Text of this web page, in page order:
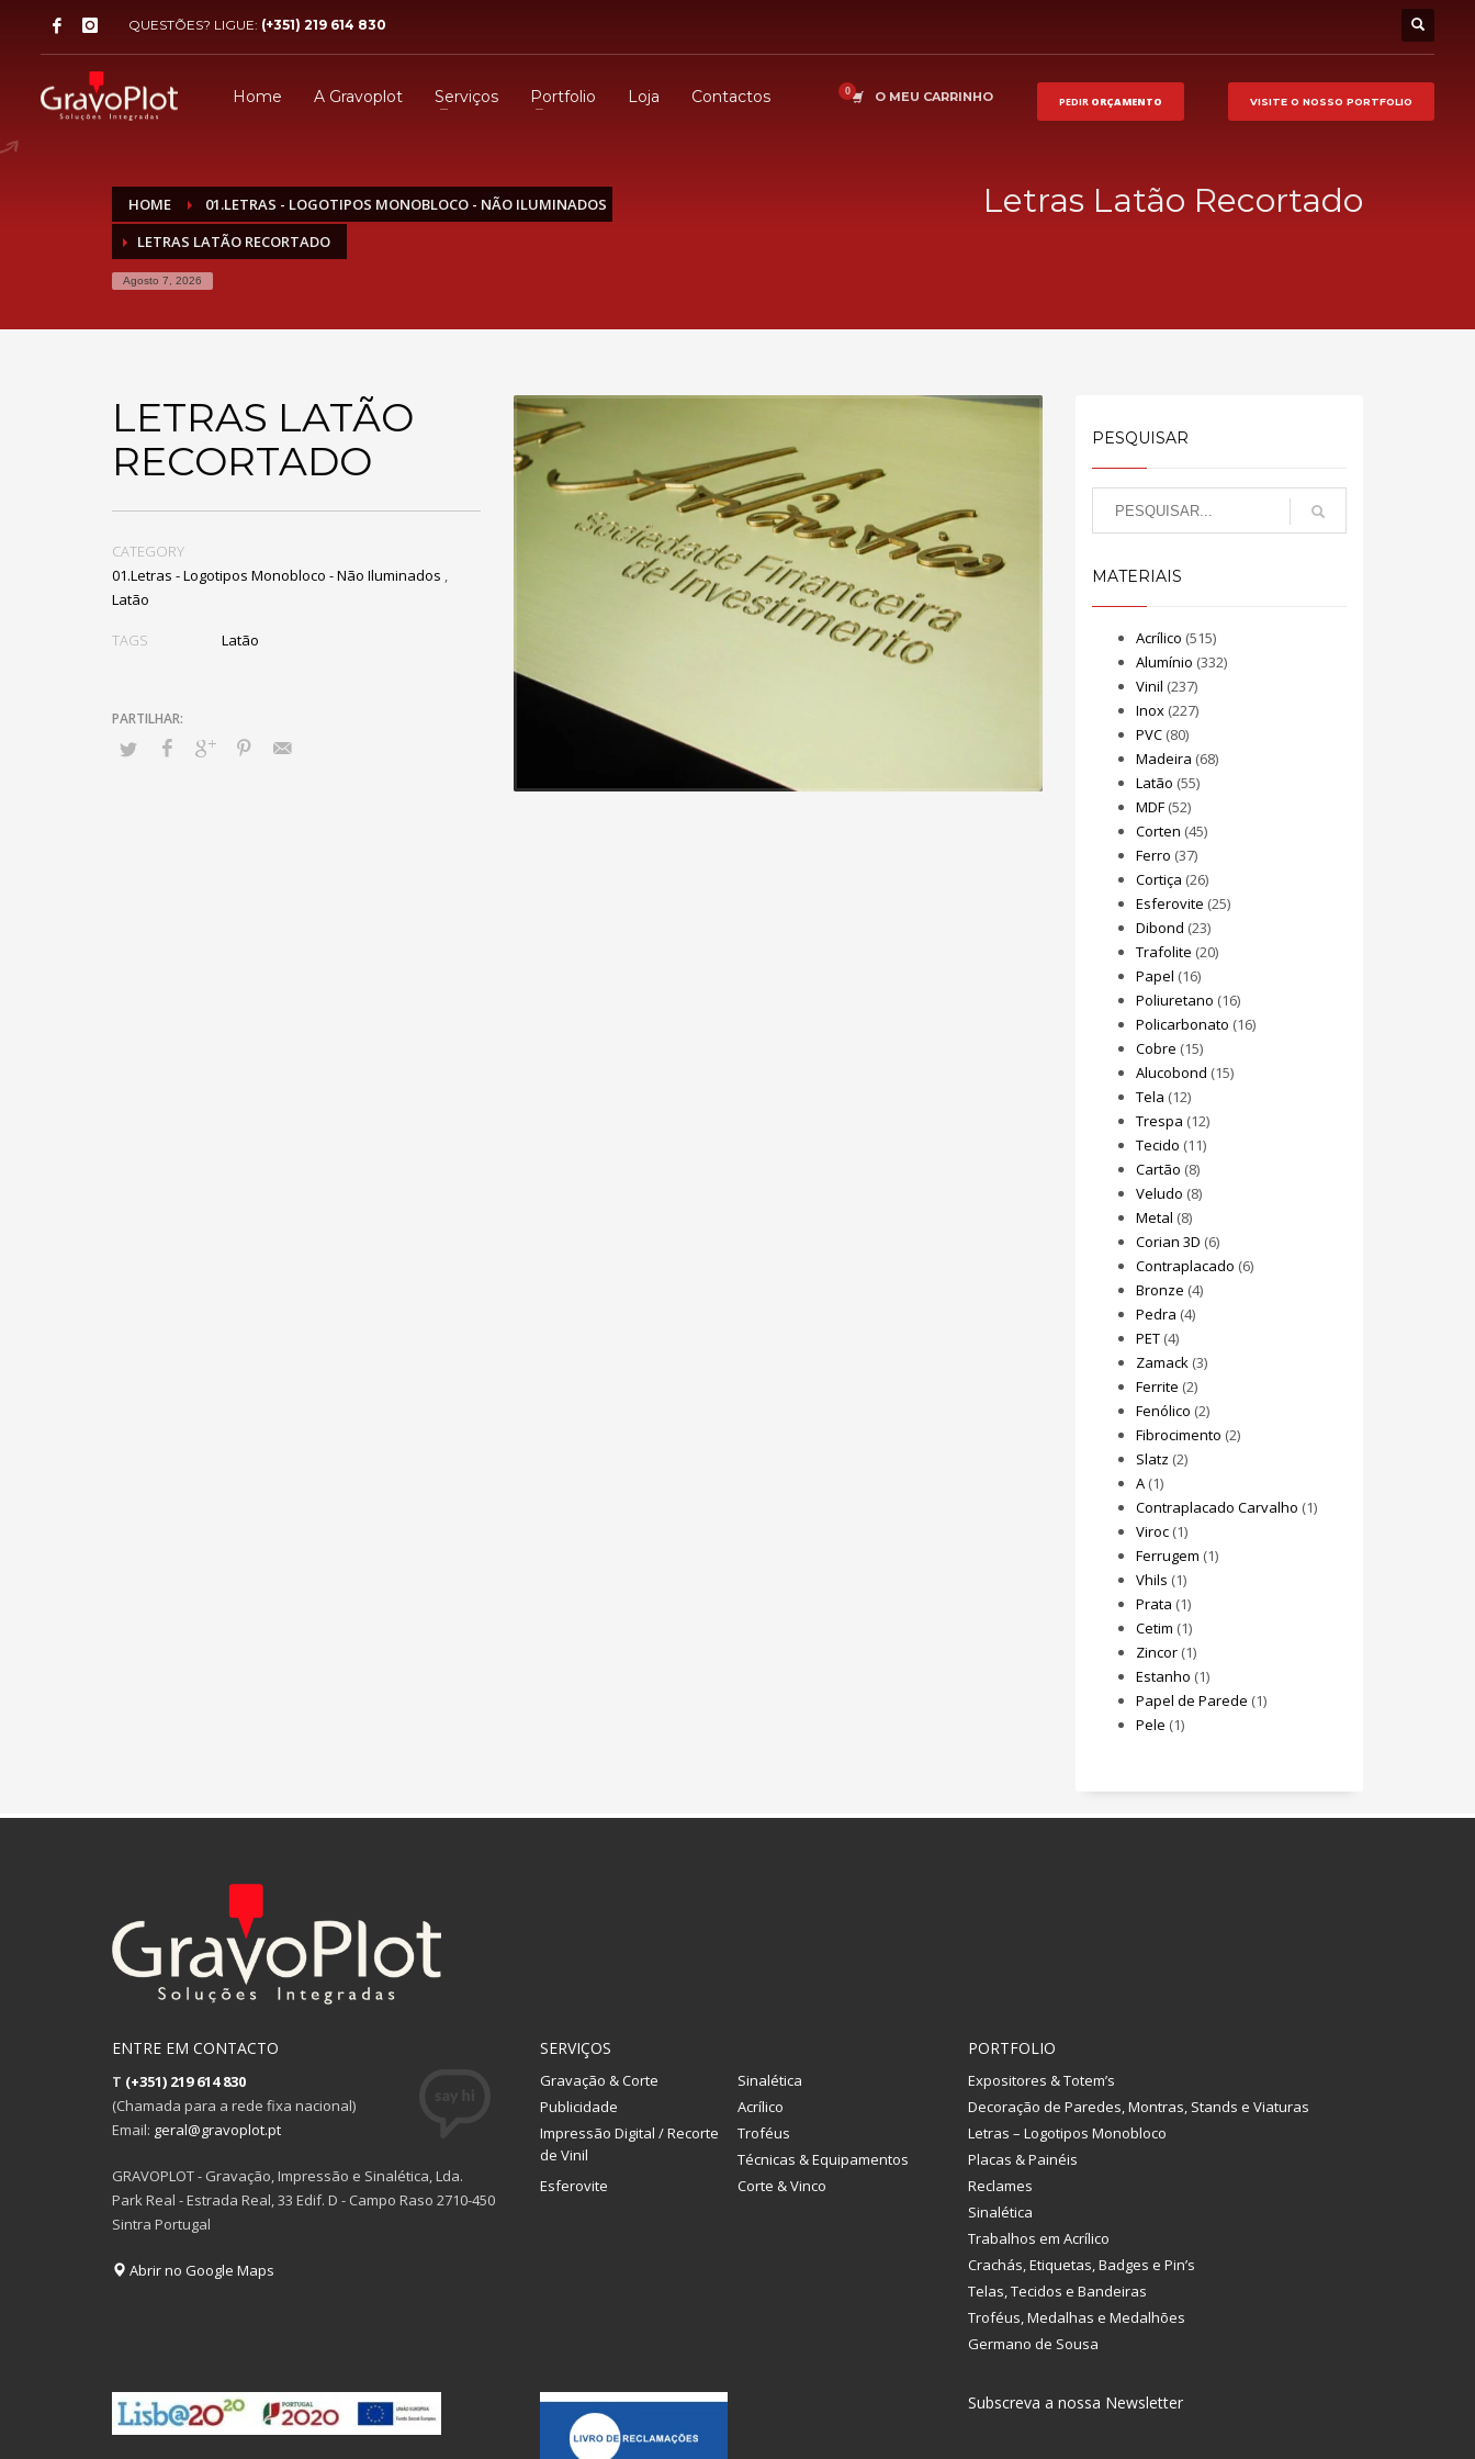
QUESTÕES? LIGUE: (+351) 219 614 830
Home A Gravoplot Serviços Portfolio Loja Contactos O MEU CARRINHO PEDIR ORÇAMENTO VISITE O NOSSO PORTFOLIO
HOME
01.LETRAS - LOGOTIPOS MONOBLOCO - NÃO ILUMINADOS
LETRAS LATÃO RECORTADO
Agosto 7, 2026
Letras Latão Recortado
LETRAS LATÃO
RECORTADO
CATEGORY
01.Letras - Logotipos Monobloco - Não Iluminados ,
Latão
TAGS Latão
PESQUISAR
MATERIAIS
Acrílico (515)
Alumínio (332)
Vinil (237)
Inox(227)
PVC(80)
Madeira (68)
Latão (55)
MDF(52)
Corten (45)
Ferro (37)
Cortiça (26)
Esferovite (25)
Dibond (23)
Trafolite (20)
Papel (16)
Poliuretano (16)
Policarbonato (16)
Cobre (15)
Alucobond (15)
Tela (12)
Trespa (12)
Tecido (11)
Cartão (8)
Veludo (8)
Metal (8)
Corian 3D (6)
Contraplacado (6)
Bronze (4)
Pedra (4)
PET(4)
Zamack(3)
Ferrite (2)
Fenólico (2)
Fibrocimento (2)
Slatz (2)
A(1)
Contraplacado Carvalho (1)
Viroc(1)
Ferrugem (1)
Vhils (1)
Prata (1)
Cetim (1)
Zincor(1)
Estanho (1)
Papel de Parede (1)
Pele (1)
ENTRE EM CONTACTO
T (+351) 219 614 830
(Chamada para a rede fixa nacional)
Email: geral@gravoplot.pt
GRAVOPLOT - Gravação, Impressão e Sinalética, Lda.
Park Real - Estrada Real, 33 Edif. D - Campo Raso 2710-450
Sintra Portugal
Abrir no Google Maps
SERVIÇOS
Gravação & Corte
Sinalética
Publicidade
Acrílico
Impressão Digital / Recorte
de Vinil
Troféus
Técnicas & Equipamentos
Esferovite
Corte & Vinco
PORTFOLIO
Expositores & Totem’s
Decoração de Paredes, Montras, Stands e Viaturas
Letras – Logotipos Monobloco
Placas & Painéis
Reclames
Sinalética
Trabalhos em Acrílico
Crachás, Etiquetas, Badges e Pin’s
Telas, Tecidos e Bandeiras
Troféus, Medalhas e Medalhões
Germano de Sousa
Subscreva a nossa Newsletter